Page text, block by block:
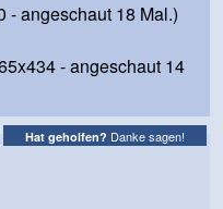
- angeschaut 18 Mal.)
- angeschaut 14
Hat geholfen? Danke sagen!